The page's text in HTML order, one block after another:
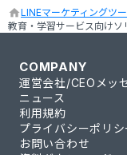
homeLINEマーケティングツ
教育・学習サービス向けソ
COMPANY
運営会社/CEOメッ
ニュース
利用規約
プライバシーポリシ
お問い合わせ